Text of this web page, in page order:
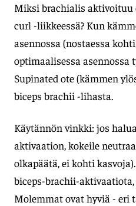
Miksi brachialis aktivoituu
curl -liikkeessä? Kun
asennossa (nostaessa
optimaalisessa asennossa
Supinated ote (kämmen
biceps brachii -lihasta.
Käytännön vinkki: jos
aktivaation, kokeile
olkapäätä, ei kohti
biceps-brachii-
Molemmat ovat hyviä - eri